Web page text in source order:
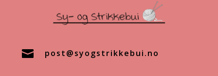
 post@syogstrikkebui.no